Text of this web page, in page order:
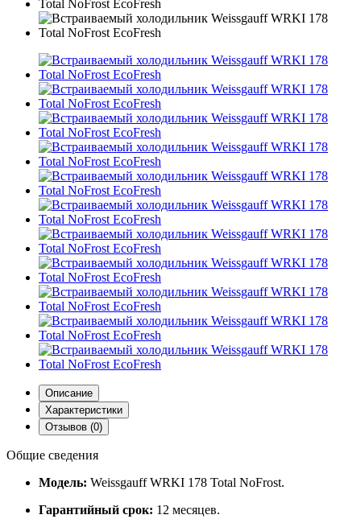
Описание
Характеристики
Отзывов (0)
Общие сведения
Модель: Weissgauff WRKI 178 Total NoFrost.
Гарантийный срок: 12 месяцев.